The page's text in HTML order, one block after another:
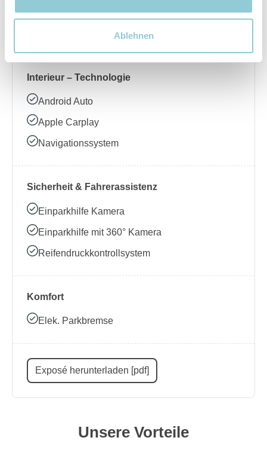
Ablehnen
Beheizbares Lenkrad
Interieur – Technologie
Android Auto
Apple Carplay
Navigationssystem
Sicherheit & Fahrerassistenz
Einparkhilfe Kamera
Einparkhilfe mit 360° Kamera
Reifendruckkontrollsystem
Komfort
Elek. Parkbremse
Exposé herunterladen [pdf]
Unsere Vorteile